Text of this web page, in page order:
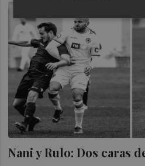
Nani y Rulo: Dos caras